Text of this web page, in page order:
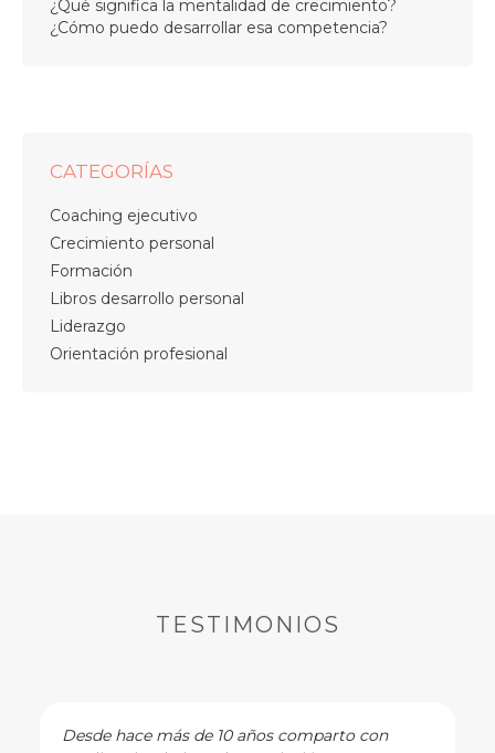
¿Qué significa la mentalidad de crecimiento?
¿Cómo puedo desarrollar esa competencia?
CATEGORÍAS
Coaching ejecutivo
Crecimiento personal
Formación
Libros desarrollo personal
Liderazgo
Orientación profesional
TESTIMONIOS
Desde hace más de 10 años comparto con